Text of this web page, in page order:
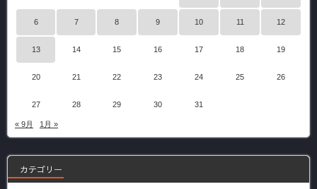
6 7 8 9 10 11 12
13 14 15 16 17 18 19
20 21 22 23 24 25 26
27 28 29 30 31
« 9月 1月 »
カテゴリー